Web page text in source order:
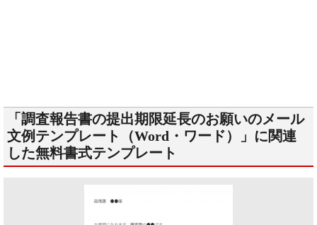
「調査報告書の提出期限延長のお願いのメール
文例テンプレート（Word・ワード）」に関連
した無料書式テンプレート